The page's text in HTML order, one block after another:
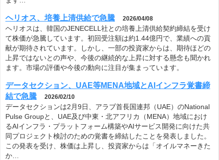
ヘリオス、培養上清供給で急騰 2026/04/08
ヘリオスは、韓国のJENECELL社との培養上清供給契約締結を受け
て株価が急騰しています。初回受注額は約1.44億円で、業績への貢
献が期待されています。しかし、一部の投資家からは、期待ほどの
上昇ではないとの声や、今後の継続的な上昇に対する懸念も聞かれ
ます。市場の評価や今後の動向に注目が集まっています。
データセクション、UAE等MENA地域とAIインフラ覚書締
結で急騰
2026/02/10
データセクションは2月9日、アラブ首長国連邦（UAE）のNational
Pulse Groupと、UAE及び中東・北アフリカ（MENA）地域におけ
るAIインフラ・プラットフォーム構築やAIサービス開発に向けた共
同プロジェクト検討のための覚書を締結したことを発表しました。
この発表を受け、株価は上昇し、投資家からは「オイルマネーきた
か…